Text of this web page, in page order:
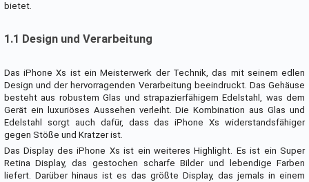
bietet.
1.1 Design und Verarbeitung
Das iPhone Xs ist ein Meisterwerk der Technik, das mit seinem edlen
Design und der hervorragenden Verarbeitung beeindruckt. Das Gehäuse
besteht aus robustem Glas und strapazierfähigem Edelstahl, was dem
Gerät ein luxuriöses Aussehen verleiht. Die Kombination aus Glas und
Edelstahl sorgt auch dafür, dass das iPhone Xs widerstandsfähiger
gegen Stöße und Kratzer ist.
Das Display des iPhone Xs ist ein weiteres Highlight. Es ist ein Super
Retina Display, das gestochen scharfe Bilder und lebendige Farben
liefert. Darüber hinaus ist es das größte Display, das jemals in einem